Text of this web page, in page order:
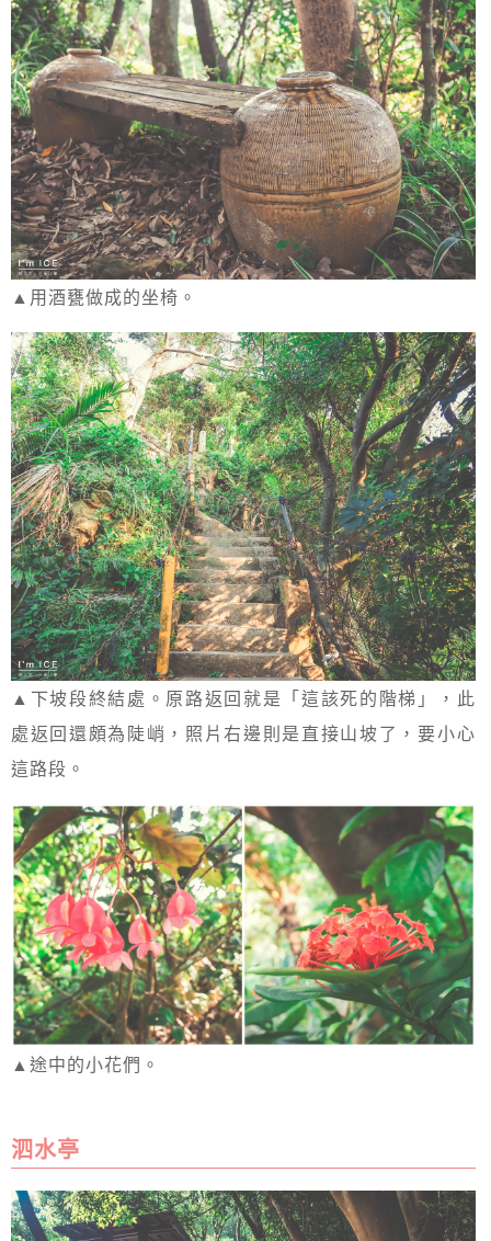
▲用酒甕做成的坐椅。
▲下坡段終結處。原路返回就是「這該死的階梯」，此
處返回還頗為陡峭，照片右邊則是直接山坡了，要小心
這路段。
▲途中的小花們。
泗水亭